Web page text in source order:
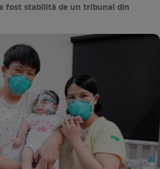
fost stabilită de un tribunal din